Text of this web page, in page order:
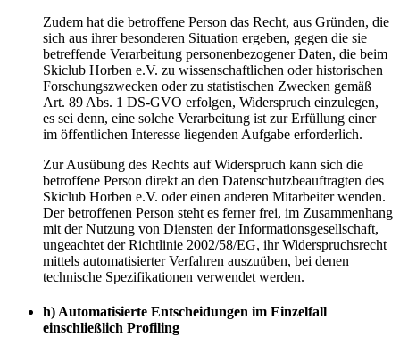
Zudem hat die betroffene Person das Recht, aus Gründen, die
sich aus ihrer besonderen Situation ergeben, gegen die sie
betreffende Verarbeitung personenbezogener Daten, die beim
Skiclub Horben e.V. zu wissenschaftlichen oder historischen
Forschungszwecken oder zu statistischen Zwecken gemäß
Art. 89 Abs. 1 DS-GVO erfolgen, Widerspruch einzulegen,
es sei denn, eine solche Verarbeitung ist zur Erfüllung einer
im öffentlichen Interesse liegenden Aufgabe erforderlich.
Zur Ausübung des Rechts auf Widerspruch kann sich die
betroffene Person direkt an den Datenschutzbeauftragten des
Skiclub Horben e.V. oder einen anderen Mitarbeiter wenden.
Der betroffenen Person steht es ferner frei, im Zusammenhang
mit der Nutzung von Diensten der Informationsgesellschaft,
ungeachtet der Richtlinie 2002/58/EG, ihr Widerspruchsrecht
mittels automatisierter Verfahren auszuüben, bei denen
technische Spezifikationen verwendet werden.
h) Automatisierte Entscheidungen im Einzelfall
einschließlich Profiling